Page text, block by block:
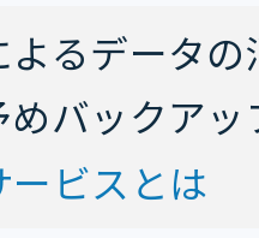
よるデータ
めバックア
ビスとは